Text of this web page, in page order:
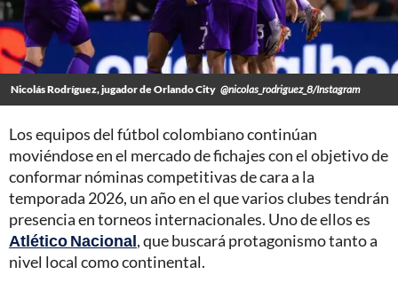
Nicolás Rodríguez, jugador de Orlando City @nicolas_rodriguez_8/Instagram
Los equipos del fútbol colombiano continúan
moviéndose en el mercado de fichajes con el objetivo de
conformar nóminas competitivas de cara a la
temporada 2026, un año en el que varios clubes tendrán
presencia en torneos internacionales. Uno de ellos es
Atlético Nacional, que buscará protagonismo tanto a
nivel local como continental.